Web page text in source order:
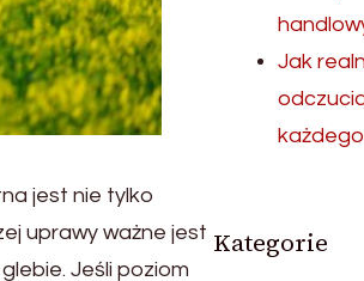
jest nie tylko
uprawy ważne jest
Jeśli poziom
Jak
Kategorie